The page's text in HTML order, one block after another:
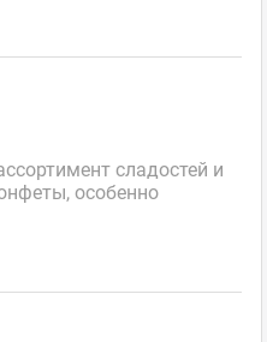
сладостей и
особенно